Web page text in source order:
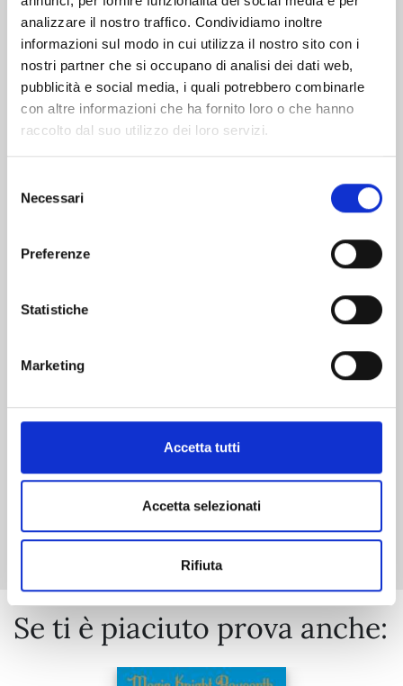
analizzare il nostro traffico. Condividiamo inoltre
informazioni sul modo in cui utilizza il nostro sito con i
nostri partner che si occupano di analisi dei dati web,
pubblicità e social media, i quali potrebbero combinarle
con altre informazioni che ha fornito loro o che hanno
raccolto dal suo utilizzo dei loro servizi.
delNecessari
Preferenze
Statistiche
Marketing
Accetta tutti
Accetta selezionati
Rifiuta
€ 6,50
Mostra tutto
Se ti è piaciuto prova anche: